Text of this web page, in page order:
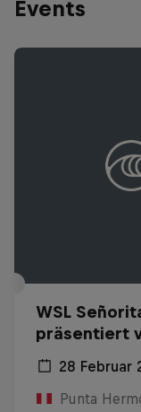
Events
WSL
präsentiert
28 Februar
Punta